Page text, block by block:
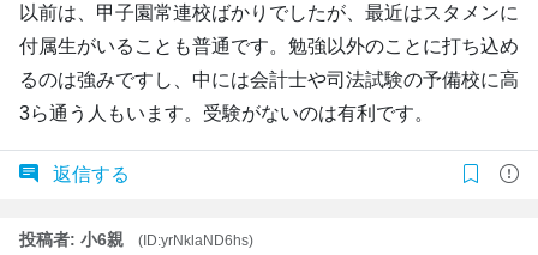
以前は、甲子園常連校ばかりでしたが、最近はスタメンに
付属生がいることも普通です。勉強以外のことに打ち込め
るのは強みですし、中には会計士や司法試験の予備校に高
3ら通う人もいます。受験がないのは有利です。
返信する
投稿者: 小6親
(ID:yrNklaND6hs)